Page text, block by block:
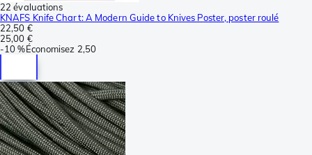
22 évaluations
KNAFS Knife Chart: A Modern Guide to Knives Poster, poster roulé
22,50 €
25,00 €
-10 %Économisez 2,50